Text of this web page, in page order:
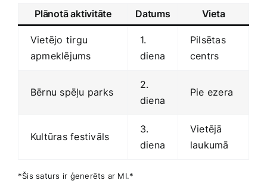
Plānotā aktivitāte Datums Vieta
Vietējo tirgu
apmeklējums
1.
diena
Pilsētas
centrs
Bērnu spēļu parks
2.
diena
Pie ezera
Kultūras festivāls
3.
diena
Vietējā
laukumā
*Šis saturs ir ģenerēts ar MI.*